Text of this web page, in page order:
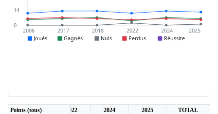
14
0
2006 2017 2018 2022 2024 2025
Joués Gagnés Nuls Perdus Réussite
Points (tous)
2018 2022 2024 2025
TOTAL